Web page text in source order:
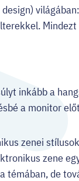
inkább a
a monitor
zenei
zene
témában, de